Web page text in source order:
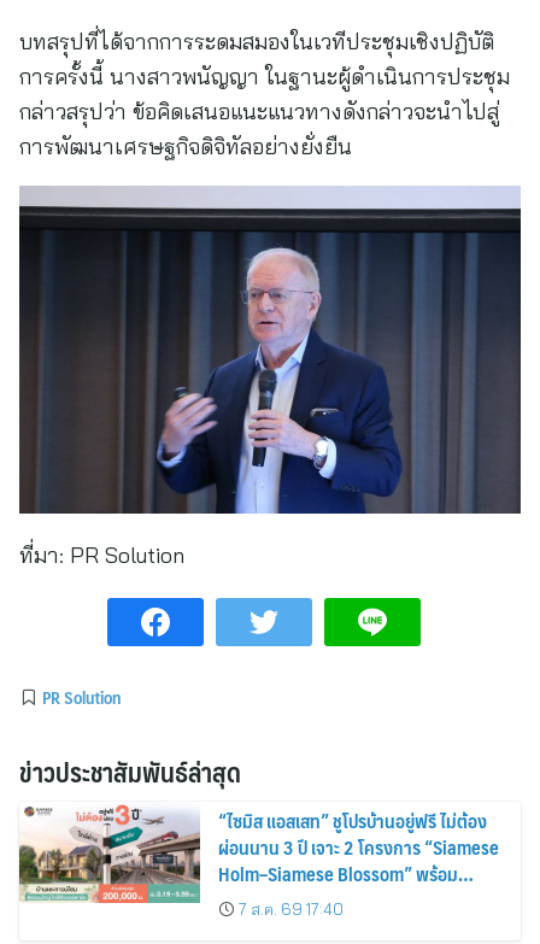
บทสรุปที่ได้จากการระดมสมองในเวทีประชุมเชิงปฏิบัติ
การครั้งนี้ นางสาวพนัญญา ในฐานะผู้ดำเนินการประชุม
กล่าวสรุปว่า ข้อคิดเสนอแนะแนวทางดังกล่าวจะนำไปสู่
การพัฒนาเศรษฐกิจดิจิทัลอย่างยั่งยืน
ที่มา: PR Solution
PR Solution
ข่าวประชาสัมพันธ์ล่าสุด
“ไซมิส แอสเสท” ชูโปรบ้านอยู่ฟรี ไม่ต้อง
ผ่อนนาน 3 ปี เจาะ 2 โครงการ “Siamese
Holm–Siamese Blossom” พร้อม
ส่วนลดและสิทธิพิเศษถึง 31 สิงหาคม
2569
7 ส.ค. 69 17:40